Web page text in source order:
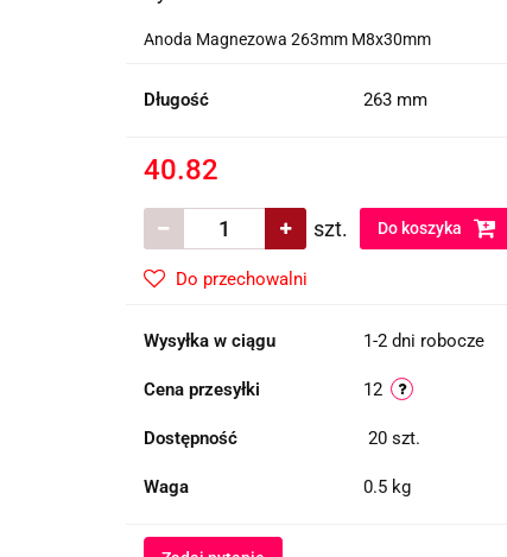
Anoda Magnezowa 263mm M8x30mm
Długość 263 mm
40.82
szt. Do koszyka
Do przechowalni
Wysyłka w ciągu 1-2 dni robocze
Cena przesyłki 12
Dostępność 20 szt.
Waga 0.5 kg